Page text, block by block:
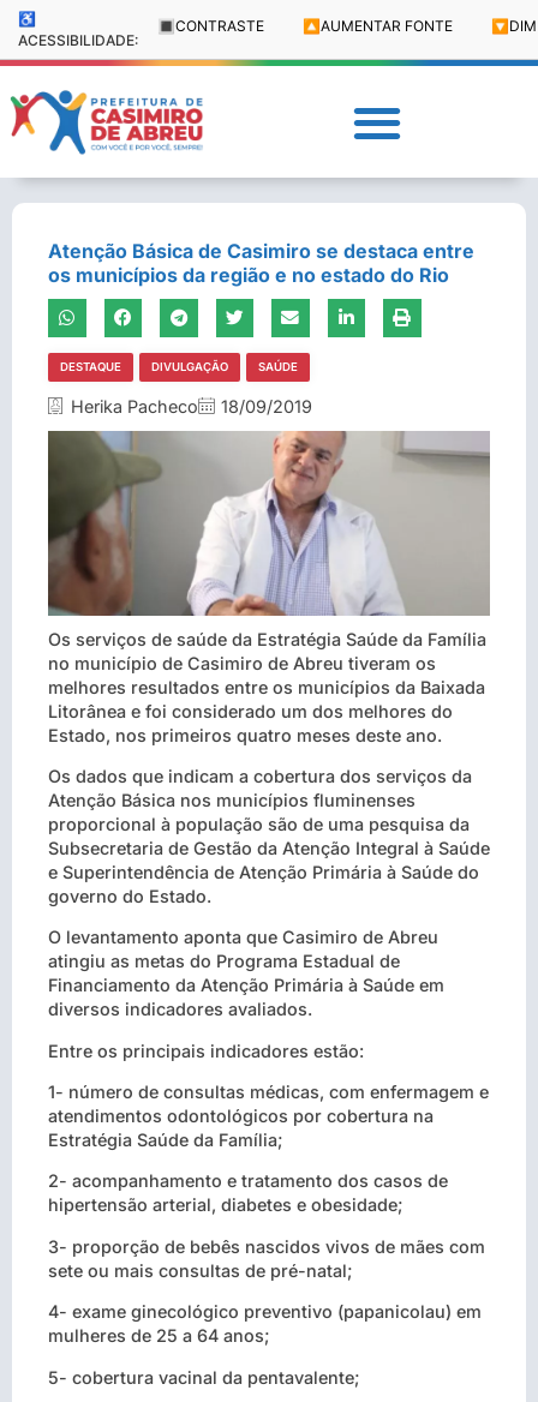
♿
ACESSIBILIDADE:
🔳 CONTRASTE 🔼 AUMENTAR FONTE 🔽
Atenção Básica de Casimiro se destaca entre
os municípios da região e no estado do Rio
DESTAQUE DIVULGAÇÃO SAÚDE
Herika Pacheco 18/09/2019
Os serviços de saúde da Estratégia Saúde da Família
no município de Casimiro de Abreu tiveram os
melhores resultados entre os municípios da Baixada
Litorânea e foi considerado um dos melhores do
Estado, nos primeiros quatro meses deste ano.
Os dados que indicam a cobertura dos serviços da
Atenção Básica nos municípios fluminenses
proporcional à população são de uma pesquisa da
Subsecretaria de Gestão da Atenção Integral à Saúde
e Superintendência de Atenção Primária à Saúde do
governo do Estado.
O levantamento aponta que Casimiro de Abreu
atingiu as metas do Programa Estadual de
Financiamento da Atenção Primária à Saúde em
diversos indicadores avaliados.
Entre os principais indicadores estão:
1- número de consultas médicas, com enfermagem e
atendimentos odontológicos por cobertura na
Estratégia Saúde da Família;
2- acompanhamento e tratamento dos casos de
hipertensão arterial, diabetes e obesidade;
3- proporção de bebês nascidos vivos de mães com
sete ou mais consultas de pré-natal;
4- exame ginecológico preventivo (papanicolau) em
mulheres de 25 a 64 anos;
5- cobertura vacinal da pentavalente;